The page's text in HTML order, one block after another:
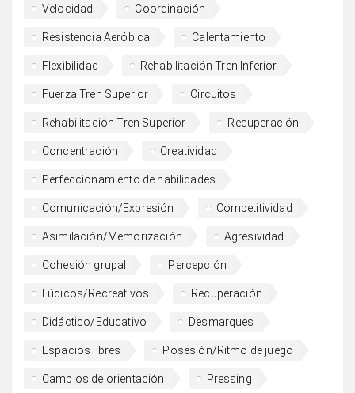
Velocidad Coordinación
Resistencia Aeróbica Calentamiento
Flexibilidad Rehabilitación Tren Inferior
Fuerza Tren Superior Circuitos
Rehabilitación Tren Superior Recuperación
Concentración Creatividad
Perfeccionamiento de habilidades
Comunicación/Expresión Competitividad
Asimilación/Memorización Agresividad
Cohesión grupal Percepción
Lúdicos/Recreativos Recuperación
Didáctico/Educativo Desmarques
Espacios libres Posesión/Ritmo de juego
Cambios de orientación Pressing